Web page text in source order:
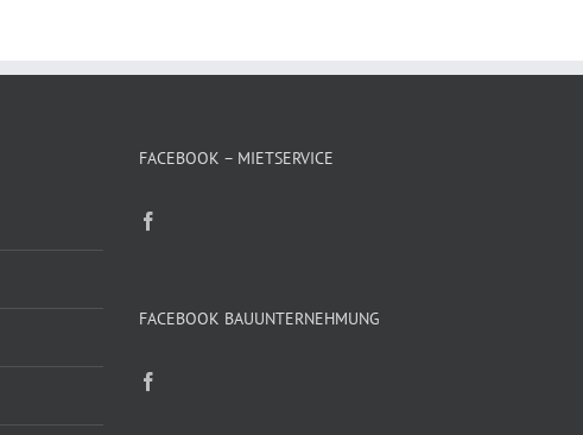
FACEBOOK – MIETSERVICE
FACEBOOK BAUUNTERNEHMUNG